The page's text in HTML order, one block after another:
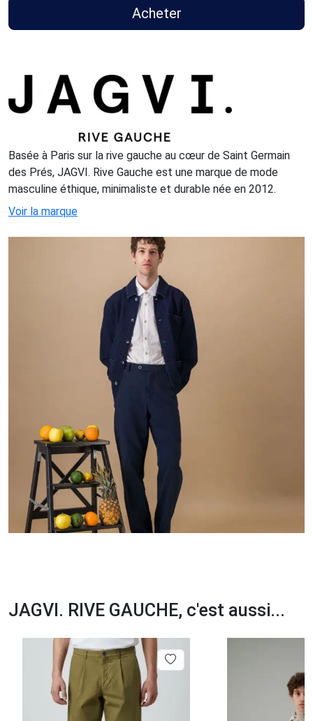
Acheter
Basée à Paris sur la rive gauche au cœur de Saint Germain
des Prés, JAGVI. Rive Gauche est une marque de mode
masculine éthique, minimaliste et durable née en 2012.
Voir la marque
JAGVI. RIVE GAUCHE, c'est aussi...